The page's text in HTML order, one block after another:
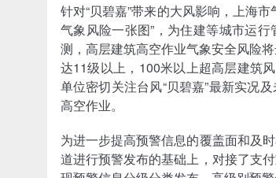
针对“贝碧嘉”带来的大风影响，上海
气象风险一张图”，为住建等城市运
测，高层建筑高空作业气象安全风险
达11级以上，100米以上超高层建筑
单位密切关注台风“贝碧嘉”最新实况
高空作业。
为进一步提高预警信息的覆盖面和及
道进行预警发布的基础上，对接了支